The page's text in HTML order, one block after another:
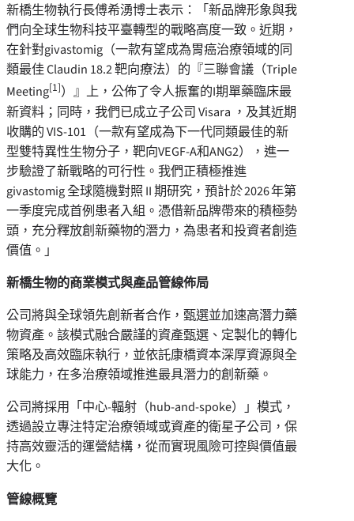
新橋生物執行長傅希湧博士表示：「新品牌形象與我
們向全球生物科技平臺轉型的戰略高度一致。近期，
在針對givastomig（一款有望成為胃癌治療領域的同
類最佳 Claudin 18.2 靶向療法）的『三聯會議（Triple
Meeting[1]）』上，公佈了令人振奮的I期單藥臨床最
新資料；同時，我們已成立子公司 Visara ，及其近期
收購的 VIS‑101（一款有望成為下一代同類最佳的新
型雙特異性生物分子，靶向VEGF-A和ANG2），進一
步驗證了新戰略的可行性。我們正積極推進
givastomig 全球隨機對照 II 期研究，預計於 2026 年第
一季度完成首例患者入組。憑借新品牌帶來的積極勢
頭，充分釋放創新藥物的潛力，為患者和投資者創造
價值。」
新橋生物的商業模式與產品管線佈局
公司將與全球領先創新者合作，甄選並加速高潛力藥
物資產。該模式融合嚴謹的資產甄選、定製化的轉化
策略及高效臨床執行，並依託康橋資本深厚資源與全
球能力，在多治療領域推進最具潛力的創新藥。
公司將採用「中心-輻射（hub-and-spoke）」模式，
透過設立專注特定治療領域或資產的衛星子公司，保
持高效靈活的運營結構，從而實現風險可控與價值最
大化。
管線概覽